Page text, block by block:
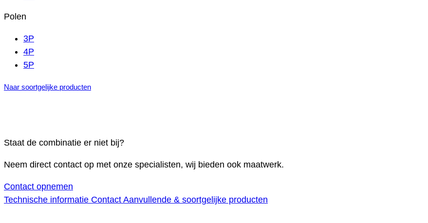
Polen
3P
4P
5P
Naar soortgelijke producten
Staat de combinatie er niet bij?
Neem direct contact op met onze specialisten, wij bieden ook maatwerk.
Contact opnemen
Technische informatie Contact Aanvullende & soortgelijke producten